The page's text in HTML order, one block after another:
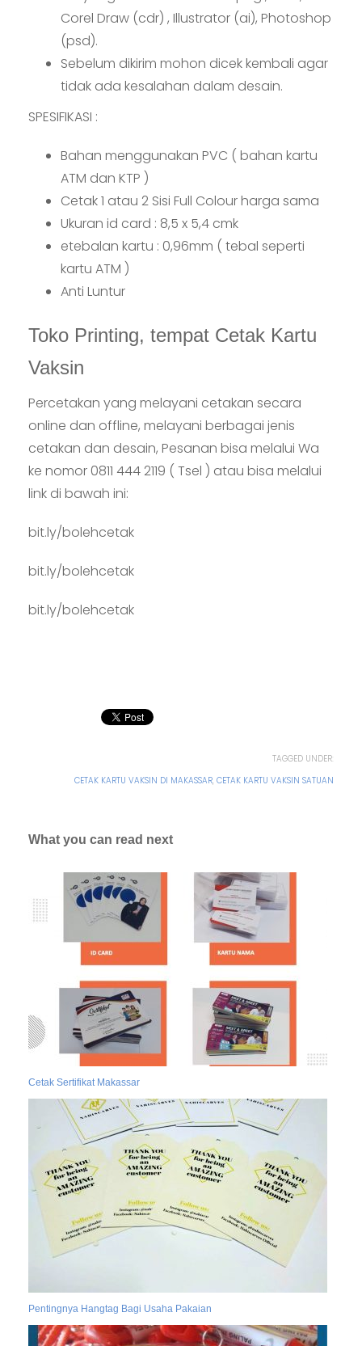
Corel Draw (cdr) , Illustrator (ai), Photoshop
(psd).
Sebelum dikirim mohon dicek kembali agar
tidak ada kesalahan dalam desain.
SPESIFIKASI :
Bahan menggunakan PVC ( bahan kartu
ATM dan KTP )
Cetak 1 atau 2 Sisi Full Colour harga sama
Ukuran id card : 8,5 x 5,4 cmk
etebalan kartu : 0,96mm ( tebal seperti
kartu ATM )
Anti Luntur
Toko Printing, tempat Cetak Kartu
Vaksin
Percetakan yang melayani cetakan secara
online dan offline, melayani berbagai jenis
cetakan dan desain, Pesanan bisa melalui Wa
ke nomor 0811 444 2119 ( Tsel ) atau bisa melalui
link di bawah ini:
bit.ly/bolehcetak
bit.ly/bolehcetak
bit.ly/bolehcetak
TAGGED UNDER:
CETAK KARTU VAKSIN DI MAKASSAR, CETAK KARTU VAKSIN SATUAN
What you can read next
Cetak Sertifikat Makassar
Pentingnya Hangtag Bagi Usaha Pakaian